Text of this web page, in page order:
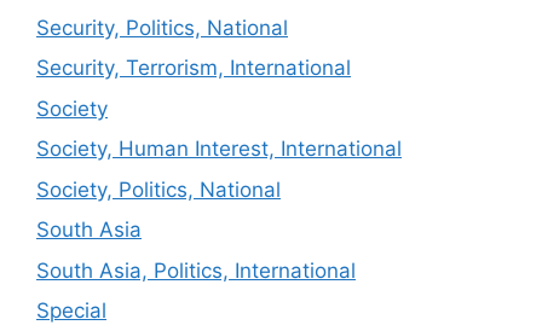
Security, Politics, National
Security, Terrorism, International
Society
Society, Human Interest, International
Society, Politics, National
South Asia
South Asia, Politics, International
Special